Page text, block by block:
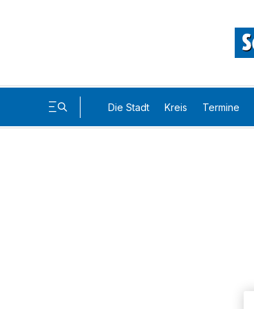
Die Stadt Kreis Termine